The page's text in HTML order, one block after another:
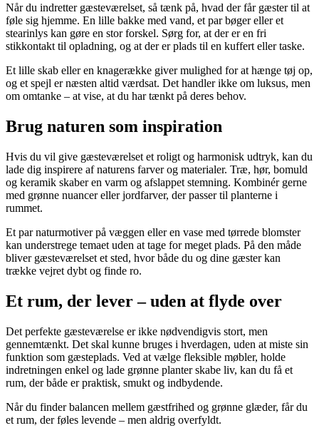
Når du indretter gæsteværelset, så tænk på, hvad der får gæster til at
føle sig hjemme. En lille bakke med vand, et par bøger eller et
stearinlys kan gøre en stor forskel. Sørg for, at der er en fri
stikkontakt til opladning, og at der er plads til en kuffert eller taske.
Et lille skab eller en knagerække giver mulighed for at hænge tøj op,
og et spejl er næsten altid værdsat. Det handler ikke om luksus, men
om omtanke – at vise, at du har tænkt på deres behov.
Brug naturen som inspiration
Hvis du vil give gæsteværelset et roligt og harmonisk udtryk, kan du
lade dig inspirere af naturens farver og materialer. Træ, hør, bomuld
og keramik skaber en varm og afslappet stemning. Kombinér gerne
med grønne nuancer eller jordfarver, der passer til planterne i
rummet.
Et par naturmotiver på væggen eller en vase med tørrede blomster
kan understrege temaet uden at tage for meget plads. På den måde
bliver gæsteværelset et sted, hvor både du og dine gæster kan
trække vejret dybt og finde ro.
Et rum, der lever – uden at flyde over
Det perfekte gæsteværelse er ikke nødvendigvis stort, men
gennemtænkt. Det skal kunne bruges i hverdagen, uden at miste sin
funktion som gæsteplads. Ved at vælge fleksible møbler, holde
indretningen enkel og lade grønne planter skabe liv, kan du få et
rum, der både er praktisk, smukt og indbydende.
Når du finder balancen mellem gæstfrihed og grønne glæder, får du
et rum, der føles levende – men aldrig overfyldt.